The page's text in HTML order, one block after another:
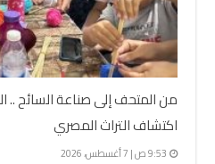
من المتحف إلى صناعة السائح ..
اكتشاف التراث المصري
9:53 ص | 7 أغسطس، 2026